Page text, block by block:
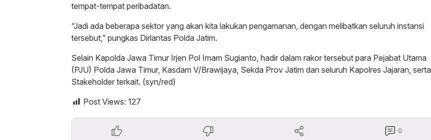
tempat-tempat peribadatan.
“Jadi ada beberapa sektor yang akan kita lakukan pengamanan, dengan melibatkan seluruh instansi
tersebut,” pungkas Dirlantas Polda Jatim.
Selain Kapolda Jawa Timur Irjen Pol Imam Sugianto, hadir dalam rakor tersebut para Pejabat Utama
(PJU) Polda Jawa Timur, Kasdam V/Brawijaya, Sekda Prov Jatim dan seluruh Kapolres Jajaran, serta
Stakeholder terkait. (syn/red)
Post Views: 127
0